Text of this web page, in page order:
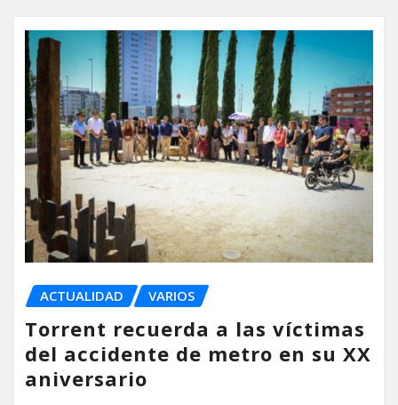
ACTUALIDAD VARIOS
Torrent recuerda a las víctimas
del accidente de metro en su XX
aniversario